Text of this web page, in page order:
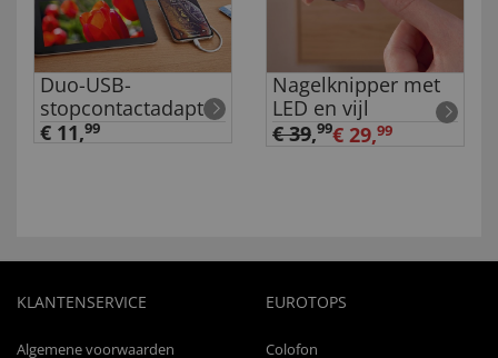
Duo-USB-
stopcontactadapter
€ 11,99
Nagelknipper met
LED en vijl
€ 39,99€ 29,99
KLANTENSERVICE
Algemene voorwaarden
EUROTOPS
Colofon